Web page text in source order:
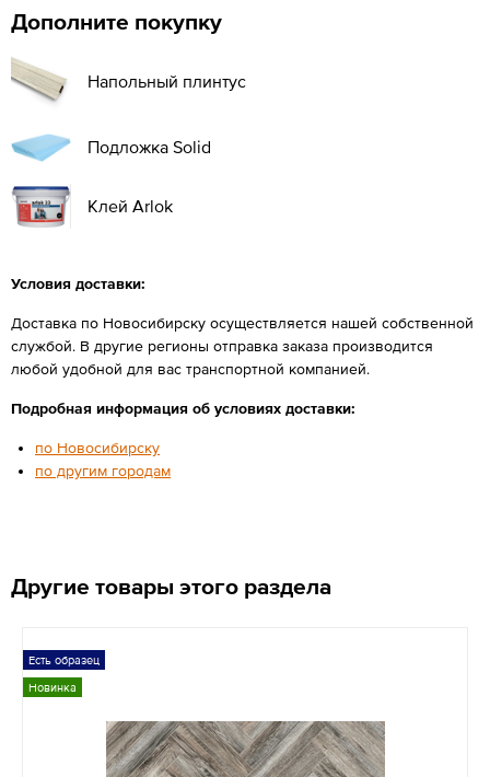
Дополните покупку
Напольный плинтус
Подложка Solid
Клей Arlok
Условия доставки:
Доставка по Новосибирску осуществляется нашей собственной
службой. В другие регионы отправка заказа производится
любой удобной для вас транспортной компанией.
Подробная информация об условиях доставки:
по Новосибирску
по другим городам
Другие товары этого раздела
Есть образец
Новинка